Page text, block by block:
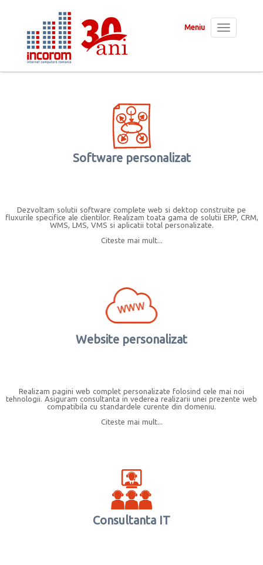
Meniu
Toggle
navigation
Software personalizat
Dezvoltam solutii software complete web si dektop construite pe
fluxurile specifice ale clientilor. Realizam toata gama de solutii ERP, CRM,
WMS, LMS, VMS si aplicatii total personalizate.
Citeste mai mult...
Website personalizat
Realizam pagini web complet personalizate folosind cele mai noi
tehnologii. Asiguram consultanta in vederea realizarii unei prezente web
compatibila cu standardele curente din domeniu.
Citeste mai mult...
Consultanta IT